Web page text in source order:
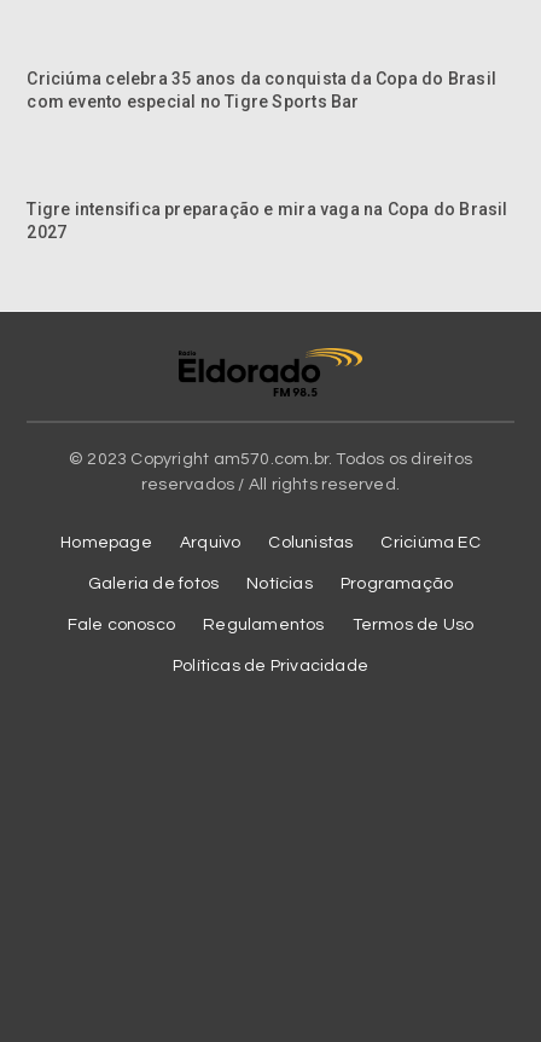
Criciúma celebra 35 anos da conquista da Copa do Brasil
com evento especial no Tigre Sports Bar
Tigre intensifica preparação e mira vaga na Copa do Brasil
2027
© 2023 Copyright am570.com.br. Todos os direitos
reservados / All rights reserved.
Homepage Arquivo Colunistas Criciúma EC
Galeria de fotos Notícias Programação
Fale conosco Regulamentos Termos de Uso
Políticas de Privacidade